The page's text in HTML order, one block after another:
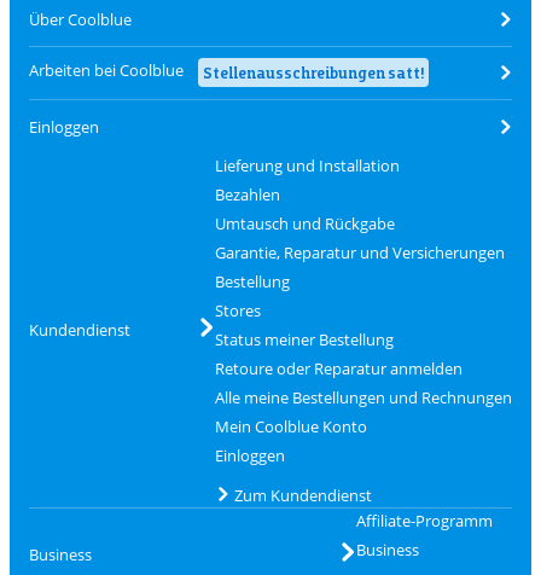
Über Coolblue
Arbeiten bei Coolblue Stellenausschreibungen satt!
Einloggen
Kundendienst
Lieferung und Installation
Bezahlen
Umtausch und Rückgabe
Garantie, Reparatur und Versicherungen
Bestellung
Stores
Status meiner Bestellung
Retoure oder Reparatur anmelden
Alle meine Bestellungen und Rechnungen
Mein Coolblue Konto
Einloggen
Zum Kundendienst
Business
Affiliate-Programm
Business